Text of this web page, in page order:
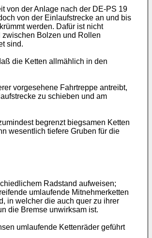
von der Anlage nach der DE-PS 19
von der Einlaufstrecke an und bis
werden. Dafür ist nicht
Bolzen und Rollen
sind.
die Ketten allmählich in den
vorgesehene Fahrtreppe antreibt,
zu schieben und am
begrenzt biegsamen Ketten
wesentlich tiefere Gruben für die
Radstand aufweisen;
umlaufende Mitnehmerketten
in welcher die auch quer zu ihrer
die Bremse unwirksam ist.
umlaufende Kettenräder geführt